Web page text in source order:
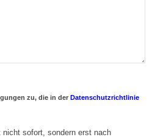
zu, die in der Datenschutzrichtlinie
nicht sofort, sondern erst nach